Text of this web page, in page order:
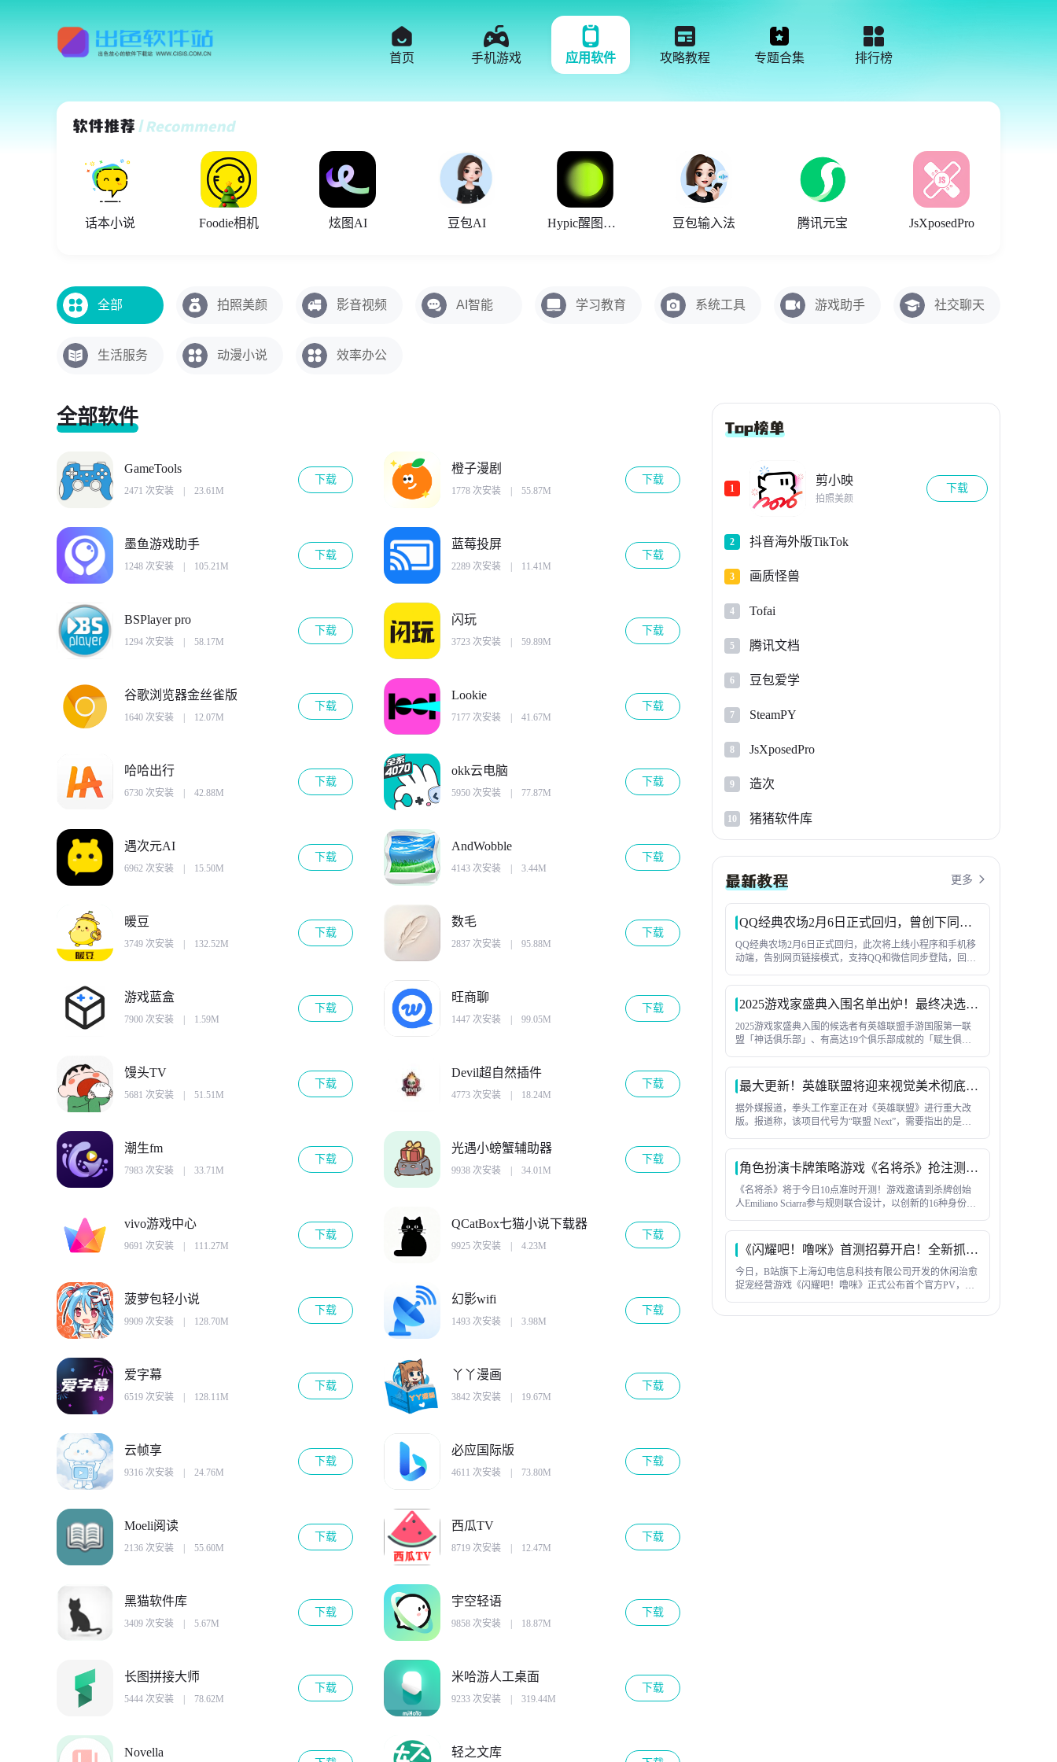
首页 手机游戏 应用软件 攻略教程 专题合集 排行榜
话本小说 Foodie相机 炫图AI 豆包AI Hypic醒图国际版 豆包输入法 腾讯元宝 JsXposedPro
全部 拍照美颜 影音视频 AI智能 学习教育 系统工具 游戏助手 社交聊天
生活服务 动漫小说 效率办公
全部软件
GameTools
2471 次安装 23.61M
下载
橙子漫剧
1778 次安装 55.87M
下载
墨鱼游戏助手
1248 次安装 105.21M
下载
蓝莓投屏
2289 次安装 11.41M
下载
BSPlayer pro
1294 次安装 58.17M
下载
闪玩
3723 次安装 59.89M
下载
谷歌浏览器金丝雀版
1640 次安装 12.07M
下载
Lookie
7177 次安装 41.67M
下载
哈哈出行
6730 次安装 42.88M
下载
okk云电脑
5950 次安装 77.87M
下载
遇次元AI
6962 次安装 15.50M
下载
AndWobble
4143 次安装 3.44M
下载
暖豆
3749 次安装 132.52M
下载
数毛
2837 次安装 95.88M
下载
游戏蓝盒
7900 次安装 1.59M
下载
旺商聊
1447 次安装 99.05M
下载
馒头TV
5681 次安装 51.51M
下载
Devil超自然插件
4773 次安装 18.24M
下载
潮生fm
7983 次安装 33.71M
下载
光遇小螃蟹辅助器
9938 次安装 34.01M
下载
vivo游戏中心
9691 次安装 111.27M
下载
QCatBox七猫小说下载器
9925 次安装 4.23M
下载
菠萝包轻小说
9909 次安装 128.70M
下载
幻影wifi
1493 次安装 3.98M
下载
爱字幕
6519 次安装 128.11M
下载
丫丫漫画
3842 次安装 19.67M
下载
云帧享
9316 次安装 24.76M
下载
必应国际版
4611 次安装 73.80M
下载
Moeli阅读
2136 次安装 55.60M
下载
西瓜TV
8719 次安装 12.47M
下载
黑猫软件库
3409 次安装 5.67M
下载
宇空轻语
9858 次安装 18.87M
下载
长图拼接大师
5444 次安装 78.62M
下载
米哈游人工桌面
9233 次安装 319.44M
下载
Novella 轻之文库
1
剪小映
拍照美颜
下载
2 抖音海外版TikTok
3 画质怪兽
4 Tofai
5 腾讯文档
6 豆包爱学
7 SteamPY
8 JsXposedPro
9 造次
10 猪猪软件库
更多 
QQ经典农场2月6日正式回归，曾创下同时在线人数1.2亿纪录
QQ经典农场2月6日正式回归，此次将上线小程序和手机移
动端，告别网页链接模式，支持QQ和微信同步登陆，回味
归，还会上线全新玩法内容，尽请期待吧！
2025游戏家盛典入围名单出炉！最终决选即将上演
2025游戏家盛典入围的候选者有英雄联盟手游国服第一联
盟「神话俱乐部」、有高达19个俱乐部成就的「赋生俱乐
包」、金铲铲全服成就排名第一的全能大神游戏家「夜
神」，等等。
最大更新！英雄联盟将迎来视觉美术彻底改造
据外媒报道，拳头工作室正在对《英雄联盟》进行重大改
版。报道称，该项目代号为“联盟 Next”，需要指出的是，
质上是一次重制，但并非彻底的重新发布。
角色扮演卡牌策略游戏《名将杀》抢注测试预下载已开启
《名将杀》将于今日10点准时开测！游戏邀请到杀牌创始
人Emiliano Sciarra参与规则联合设计，以创新的16种身份玩
来全新杀牌体验！
《闪耀吧！噜咪》首测招募开启！全新抓宠养成来袭
今日，B站旗下上海幻电信息科技有限公司开发的休闲治愈
捉宠经营游戏《闪耀吧！噜咪》正式公布首个官方PV，独